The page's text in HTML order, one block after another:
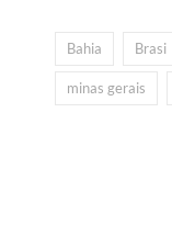
Bahia Brasi
minas gerais